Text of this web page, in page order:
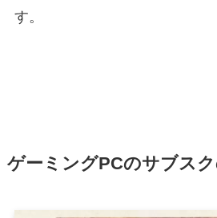
す。
ゲーミングPCのサブス